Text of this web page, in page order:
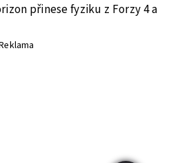
přinese fyziku z Forzy 4 a